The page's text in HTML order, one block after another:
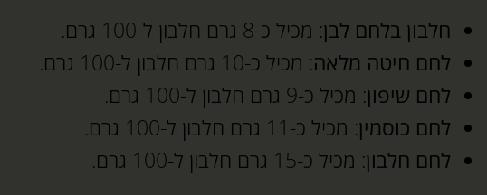
חלבון בלחם לבן: מכיל כ-8 גרם חלבון ל-100 גרם.
לחם חיטה מלאה: מכיל כ-10 גרם חלבון ל-100 גרם.
לחם שיפון: מכיל כ-9 גרם חלבון ל-100 גרם.
לחם כוסמין: מכיל כ-11 גרם חלבון ל-100 גרם.
לחם חלבון: מכיל כ-15 גרם חלבון ל-100 גרם.